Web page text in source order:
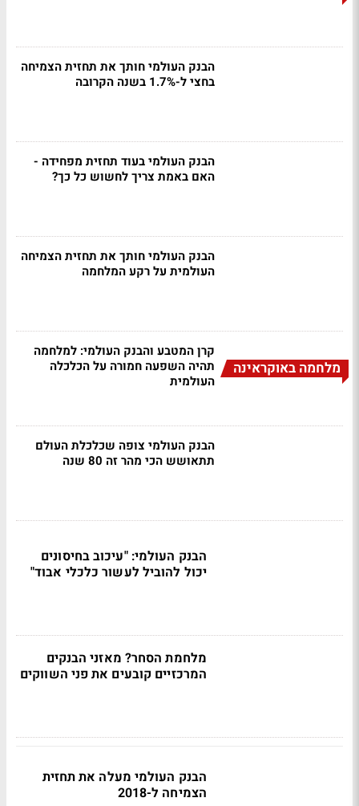
הבנק העולמי חותך את תחזית הצמיחה
בחצי ל-1.7% בשנה הקרובה
הבנק העולמי בעוד תחזית מפחידה -
האם באמת צריך לחשוש כל כך?
הבנק העולמי חותך את תחזית הצמיחה
העולמית על רקע המלחמה
מלחמה באוקראינה
קרן המטבע והבנק העולמי: למלחמה
תהיה השפעה חמורה על הכלכלה
העולמית
הבנק העולמי צופה שכלכלת העולם
תתאושש הכי מהר זה 80 שנה
הבנק העולמי: "עיכוב בחיסונים
יכול להוביל לעשור כלכלי אבוד"
מלחמת הסחר? מאזני הבנקים
המרכזיים קובעים את פני השווקים
הבנק העולמי מעלה את תחזית
הצמיחה ל-2018